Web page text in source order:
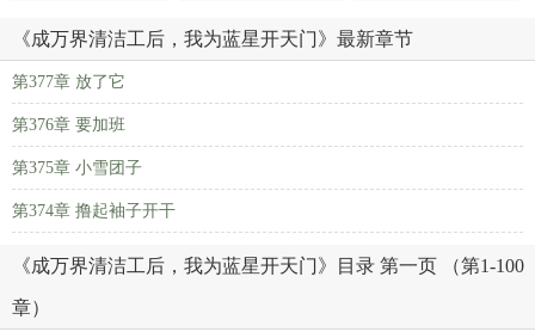
《成万界清洁工后，我为蓝星开天门》最新章节
第377章 放了它
第376章 要加班
第375章 小雪团子
第374章 撸起袖子开干
《成万界清洁工后，我为蓝星开天门》目录 第一页 （第1-100
章）